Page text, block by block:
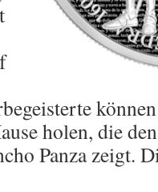
holen, die
Panza zeigt.